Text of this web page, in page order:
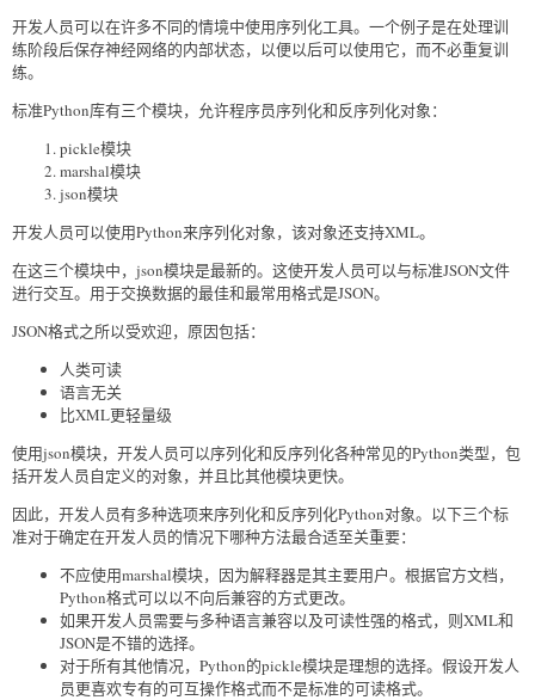
开发人员可以在许多不同的情境中使用序列化工具。一个例子是在处理训
练阶段后保存神经网络的内部状态，以便以后可以使用它，而不必重复训
练。
标准Python库有三个模块，允许程序员序列化和反序列化对象：
pickle模块
marshal模块
json模块
开发人员可以使用Python来序列化对象，该对象还支持XML。
在这三个模块中，json模块是最新的。这使开发人员可以与标准JSON文件
进行交互。用于交换数据的最佳和最常用格式是JSON。
JSON格式之所以受欢迎，原因包括：
人类可读
语言无关
比XML更轻量级
使用json模块，开发人员可以序列化和反序列化各种常见的Python类型，包
括开发人员自定义的对象，并且比其他模块更快。
因此，开发人员有多种选项来序列化和反序列化Python对象。以下三个标
准对于确定在开发人员的情况下哪种方法最合适至关重要：
不应使用marshal模块，因为解释器是其主要用户。根据官方文档，
Python格式可以以不向后兼容的方式更改。
如果开发人员需要与多种语言兼容以及可读性强的格式，则XML和
JSON是不错的选择。
对于所有其他情况，Python的pickle模块是理想的选择。假设开发人
员更喜欢专有的可互操作格式而不是标准的可读格式。